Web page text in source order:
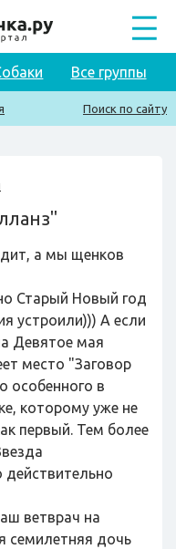
Все группы
Поиск по сайту
а мы щенков
Старый Новый год
устроили))) А если
Девятое мая
место "Заговор
особенного в
которому уже не
первый. Тем более
действительно
ветврач на
семилетняя дочь